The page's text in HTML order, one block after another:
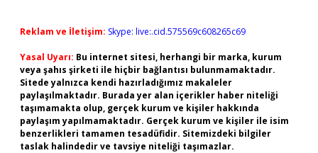
Reklam ve İletişim: Skype: live:.cid.575569c608265c69
Yasal Uyarı: Bu internet sitesi, herhangi bir marka, kurum
veya şahıs şirketi ile hiçbir bağlantısı bulunmamaktadır.
Sitede yalnızca kendi hazırladığımız makaleler
paylaşılmaktadır. Burada yer alan içerikler haber niteliği
taşımamakta olup, gerçek kurum ve kişiler hakkında
paylaşım yapılmamaktadır. Gerçek kurum ve kişiler ile isim
benzerlikleri tamamen tesadüfidir. Sitemizdeki bilgiler
taslak halindedir ve tavsiye niteliği taşımazlar.